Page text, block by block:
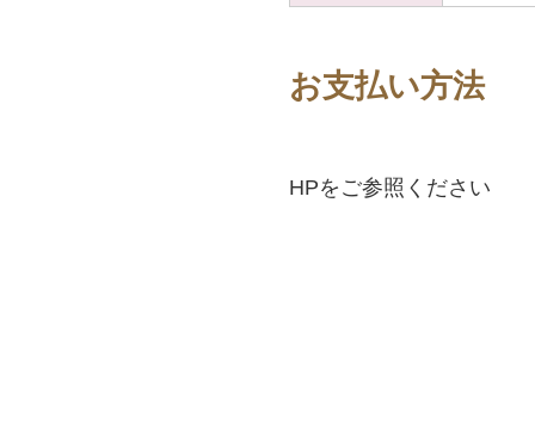
お支払い方法
HPをご参照ください